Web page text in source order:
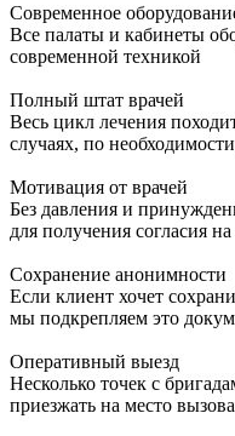
Современное
Все палаты и кабинеты
современной техникой
Полный штат врачей
Весь цикл лечения
случаях, по
Мотивация от врачей
Без давления и
для получения согласия
Сохранение анонимности
Если клиент хочет
мы подкрепляем это
Оперативный выезд
Несколько точек с
приезжать на место вызова